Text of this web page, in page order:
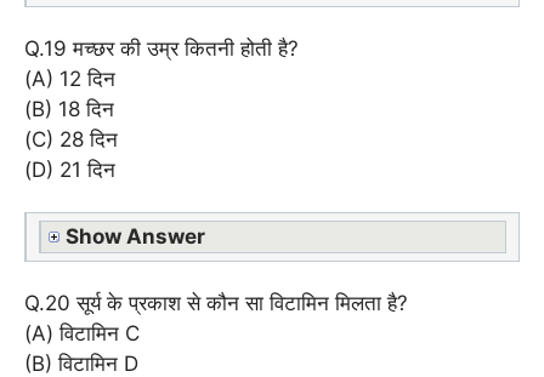
Q.19 मच्छर की उम्र कितनी होती है?
(A) 12 दिन
(B) 18 दिन
(C) 28 दिन
(D) 21 दिन
Show Answer
Q.20 सूर्य के प्रकाश से कौन सा विटामिन मिलता है?
(A) विटामिन C
(B) विटामिन D